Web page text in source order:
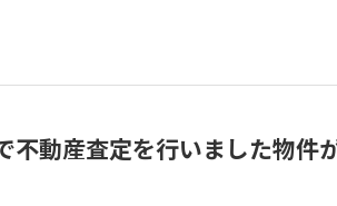
不動産査定を行いました物件